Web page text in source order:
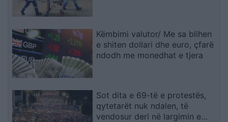
Këmbimi valutor/ Me sa blihen
e shiten dollari dhe euro, çfarë
ndodh me monedhat e tjera
Sot dita e 69-të e protestës,
qytetarët nuk ndalen, të
vendosur deri në largimin e